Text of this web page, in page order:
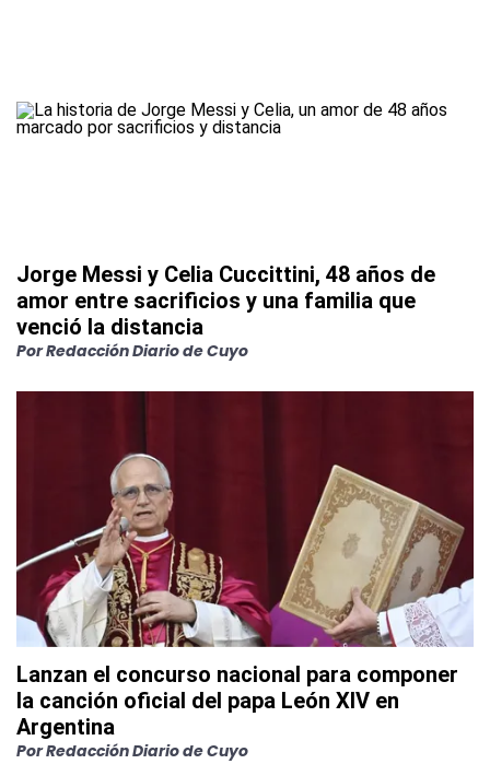
Jorge Messi y Celia Cuccittini, 48 años de
amor entre sacrificios y una familia que
venció la distancia
PorRedacción Diario de Cuyo
Lanzan el concurso nacional para componer
la canción oficial del papa León XIV en
Argentina
PorRedacción Diario de Cuyo